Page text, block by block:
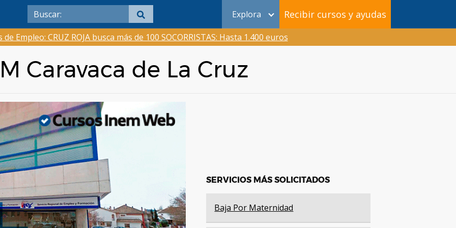
Explora Recibir cursos y ayudas
Empleo: CRUZ ROJA busca más de 100 SOCORRISTAS: Hasta 1.400 euros
Caravaca de La Cruz
SERVICIOS MÁS SOLICITADOS
Baja Por Maternidad